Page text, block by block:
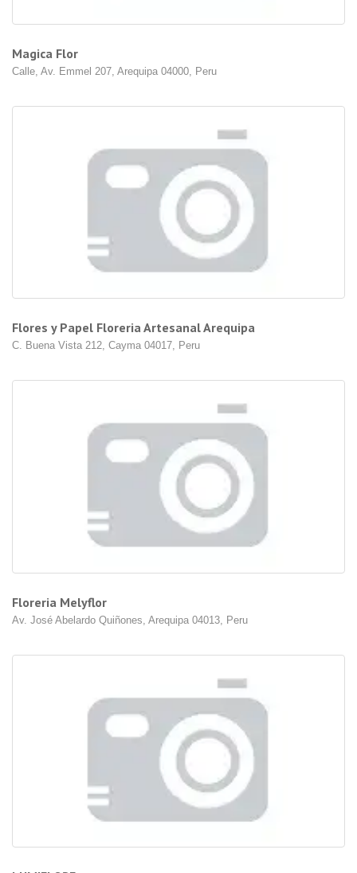
Magica Flor
Calle, Av. Emmel 207, Arequipa 04000, Peru
Flores y Papel Floreria Artesanal Arequipa
C. Buena Vista 212, Cayma 04017, Peru
Floreria Melyflor
Av. José Abelardo Quiñones, Arequipa 04013, Peru